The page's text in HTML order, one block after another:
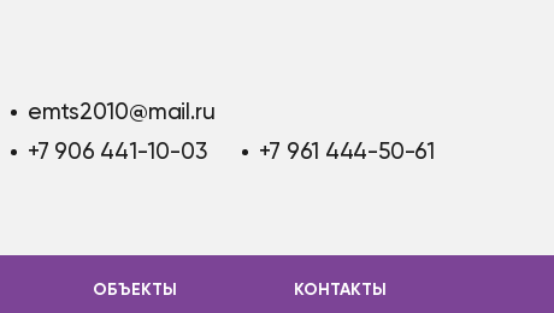
emts2010@mail.ru
+7 906 441-10-03
+7 961 444-50-61
ОБЪЕКТЫ КОНТАКТЫ